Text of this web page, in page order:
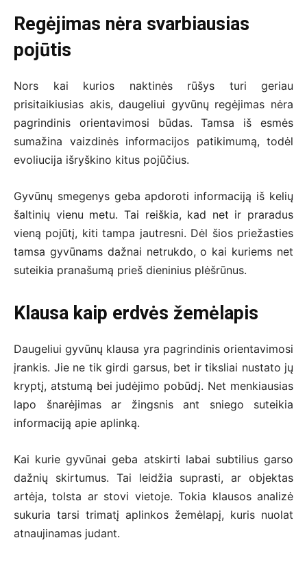
Regėjimas nėra svarbiausias
pojūtis
Nors kai kurios naktinės rūšys turi geriau
prisitaikiusias akis, daugeliui gyvūnų regėjimas nėra
pagrindinis orientavimosi būdas. Tamsa iš esmės
sumažina vaizdinės informacijos patikimumą, todėl
evoliucija išryškino kitus pojūčius.
Gyvūnų smegenys geba apdoroti informaciją iš kelių
šaltinių vienu metu. Tai reiškia, kad net ir praradus
vieną pojūtį, kiti tampa jautresni. Dėl šios priežasties
tamsa gyvūnams dažnai netrukdo, o kai kuriems net
suteikia pranašumą prieš dieninius plėšrūnus.
Klausa kaip erdvės žemėlapis
Daugeliui gyvūnų klausa yra pagrindinis orientavimosi
įrankis. Jie ne tik girdi garsus, bet ir tiksliai nustato jų
kryptį, atstumą bei judėjimo pobūdį. Net menkiausias
lapo šnarėjimas ar žingsnis ant sniego suteikia
informaciją apie aplinką.
Kai kurie gyvūnai geba atskirti labai subtilius garso
dažnių skirtumus. Tai leidžia suprasti, ar objektas
artėja, tolsta ar stovi vietoje. Tokia klausos analizė
sukuria tarsi trimatį aplinkos žemėlapį, kuris nuolat
atnaujinamas judant.